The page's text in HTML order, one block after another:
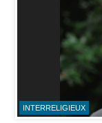
INTERRELIGIEUX